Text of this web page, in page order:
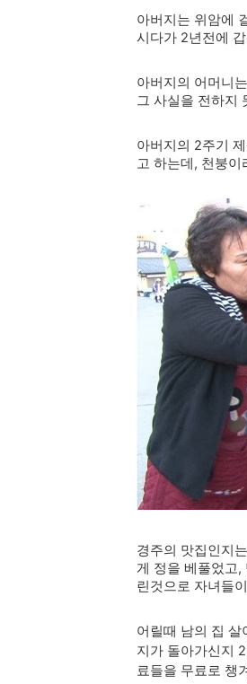
아버지는 위암에
시다가 2년전에
아버지의 어머니
그 사실을 전하지
아버지의 2주기
고 하는데, 천붕
경주의 맛집인지
게 정을 베풀었고
린것으로 자녀들
어릴때 남의 집
지가 돌아가신지
료들을 무료로 챙